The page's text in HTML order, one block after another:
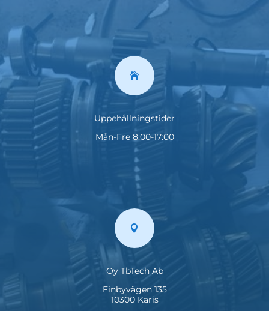

Uppehållningstider
Mån-Fre 8:00-17:00

Oy TbTech Ab
Finbyvägen 135
10300 Karis